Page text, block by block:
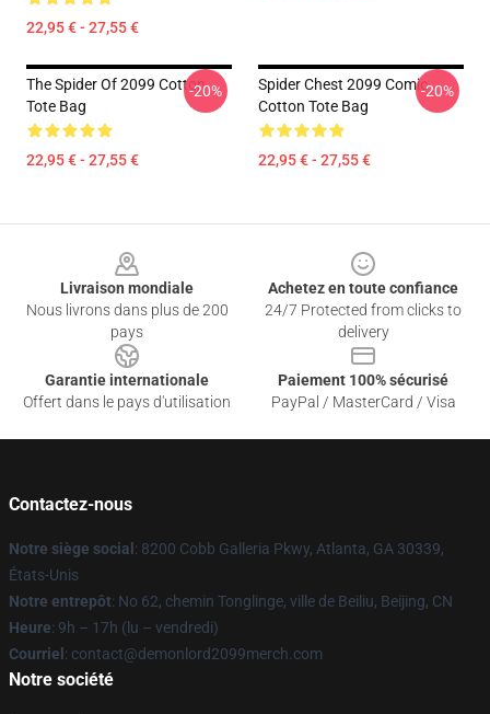
22,95 € - 27,55 €
The Spider Of 2099 Cotton
Tote Bag
22,95 € - 27,55 €
-20%
Spider Chest 2099 Comic
Cotton Tote Bag
22,95 € - 27,55 €
-20%
Livraison mondiale
Nous livrons dans plus de 200
pays
Achetez en toute confiance
24/7 Protected from clicks to
delivery
Garantie internationale
Offert dans le pays d'utilisation
Paiement 100% sécurisé
PayPal / MasterCard / Visa
Contactez-nous
Notre siège social : 8200 Cobb Galleria Pkwy, Atlanta, GA 30339,
États-Unis
Notre entrepôt: No 62, chemin Tonglinge, ville de Beiliu, Beijing, CN
Heure: 9h – 17h (lu – vendredi)
Courriel : contact@demonlord2099merch.com
Notre société